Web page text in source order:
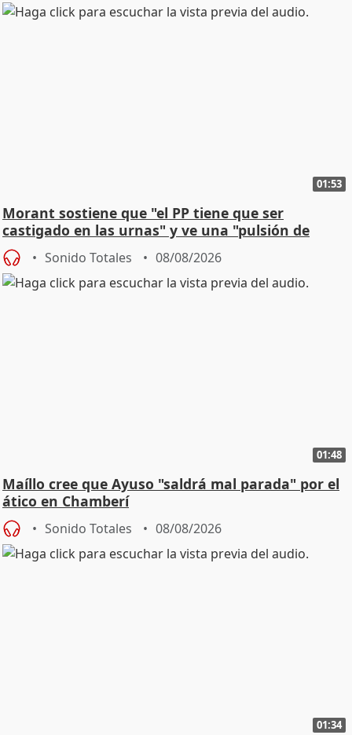
01:53
Morant sostiene que "el PP tiene que ser
castigado en las urnas" y ve una "pulsión de
cambio"
Sonido Totales 08/08/2026
01:48
Maíllo cree que Ayuso "saldrá mal parada" por el
ático en Chamberí
Sonido Totales 08/08/2026
01:34